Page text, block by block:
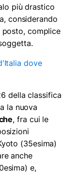
più drastico
considerando
posto, complice
dove
della classifica
la nuova
, fra cui le
(35esima)
anche
e,